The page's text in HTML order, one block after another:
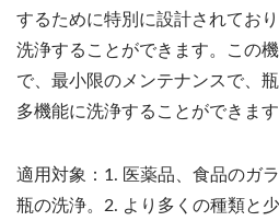
するために特別に設計されてお
洗浄することができます。この
で、最小限のメンテナンスで、
多機能に洗浄することができます
適用対象：1. 医薬品、食品のガ
瓶の洗浄。2. より多くの種類と